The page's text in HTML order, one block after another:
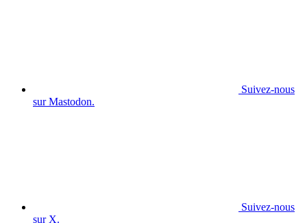
Suivez-nous
sur Mastodon.
Suivez-nous
sur X.